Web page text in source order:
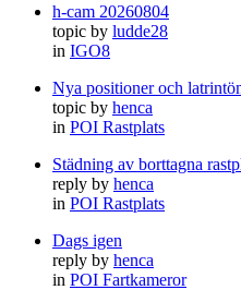
h-cam 20260804
topic by ludde28
in IGO8
Nya positioner och
topic by henca
in POI Rastplats
Städning av borttagna
reply by henca
in POI Rastplats
Dags igen
reply by henca
in POI Fartkameror